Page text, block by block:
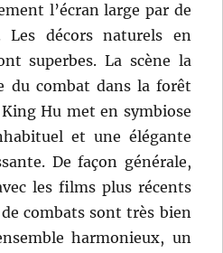
l’écran large par de
Les décors naturels en
superbes. La scène la
du combat dans la forêt
Hu met en symbiose
et une élégante
De façon générale,
les films plus récents
combats sont très bien
harmonieux, un